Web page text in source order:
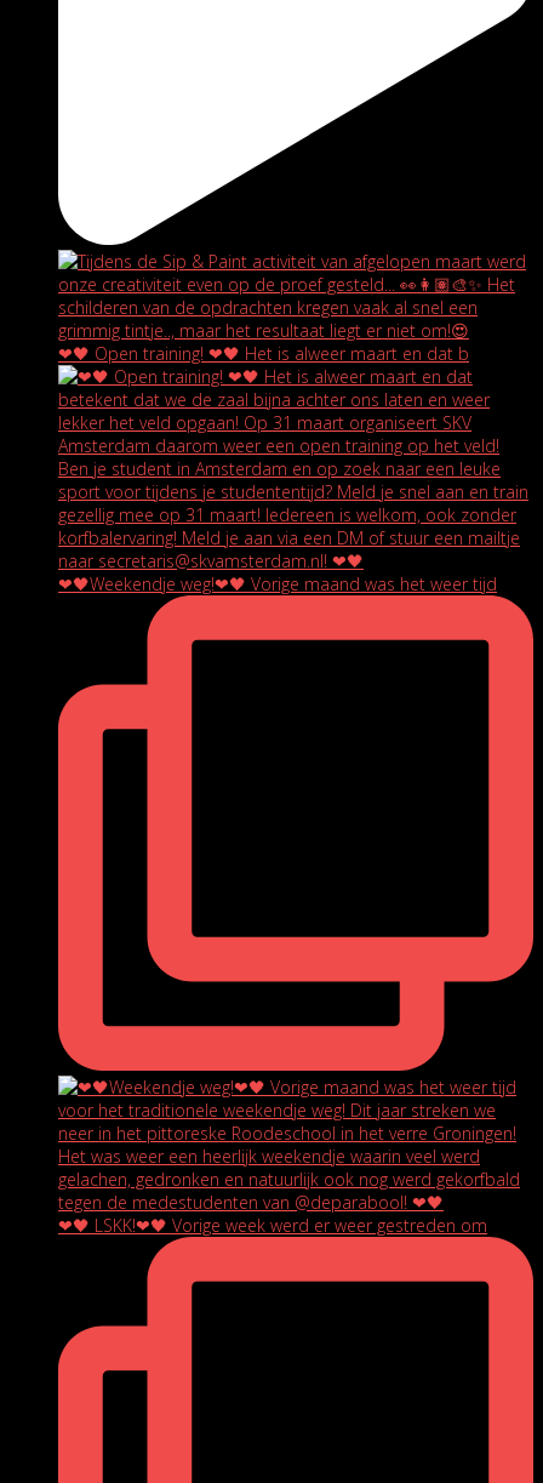
❤🖤 Open training! ❤🖤 Het is alweer maart en dat b
❤🖤Weekendje weg!❤🖤 Vorige maand was het weer tijd
❤🖤 LSKK!❤🖤 Vorige week werd er weer gestreden om